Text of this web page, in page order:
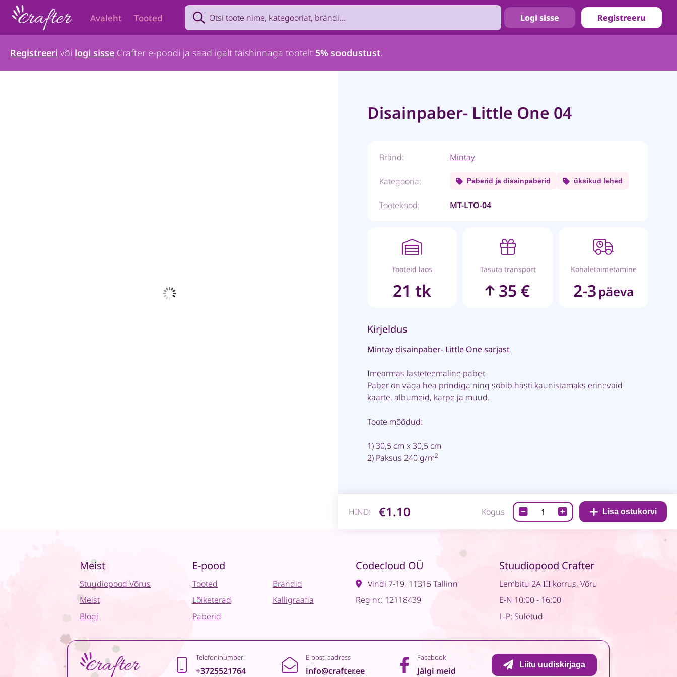
Avaleht Tooted
Search product by name, brand, category...
Logi sisse Registreeru
Registreeri või logi sisse Crafter e-poodi ja saad igalt täishinnaga tootelt 5% soodustust.
Disainpaber- Little One 04
Bränd: Mintay
Kategooria: Paberid ja disainpaberid üksikud lehed
Tootekood: MT-LTO-04
Tooteid laos
21 tk
Tasuta transport
35 €
Kohaletoimetamine
2-3 päeva
Kirjeldus
Mintay disainpaber- Little One sarjast
Imearmas lasteteemaline paber.
Paber on väga hea prindiga ning sobib hästi kaunistamaks erinevaid
kaarte, albumeid, karpe ja muud.
Toote mõõdud:
1) 30,5 cm x 30,5 cm
2) Paksus 240 g/m2
HIND: €1.10 Kogus
Disainpaber-
Little
quantity
Lisa ostukorvi
Meist
Stuudiopood Võrus
Meist
Blogi
E-pood
Tooted
Lõiketerad
Paberid
Brändid
Kalligraafia
Codecloud OÜ
Vindi 7-19, 11315 Tallinn
Reg nr.: 12118439
Stuudiopood Crafter
Lembitu 2A III korrus, Võru
E-N 10:00 - 16:00
L-P: Suletud
Telefoninumber:
+3725521764
E-posti aadress
info@crafter.ee
Facebook
Jälgi meid
Liitu uudiskirjaga